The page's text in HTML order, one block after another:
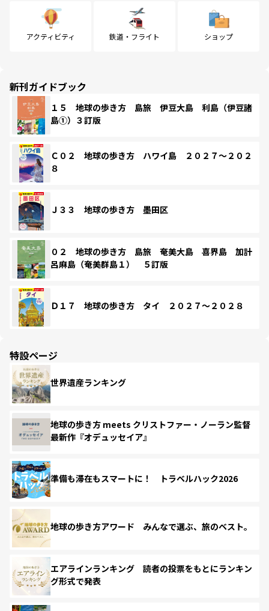
アクティビティ 鉄道・フライト ショップ
新刊ガイドブック
１５ 地球の歩き方 島旅 伊豆大島 利島（伊豆諸
島①）３訂版
Ｃ０２ 地球の歩き方 ハワイ島 ２０２７～２０２
８
Ｊ３３ 地球の歩き方 墨田区
０２ 地球の歩き方 島旅 奄美大島 喜界島 加計
呂麻島（奄美群島１） ５訂版
Ｄ１７ 地球の歩き方 タイ ２０２７～２０２８
特設ページ
世界遺産ランキング
地球の歩き方 meets クリストファー・ノーラン監督
最新作『オデュッセイア』
準備も滞在もスマートに！ トラベルハック2026
地球の歩き方アワード みんなで選ぶ、旅のベスト。
エアラインランキング 読者の投票をもとにランキン
グ形式で発表